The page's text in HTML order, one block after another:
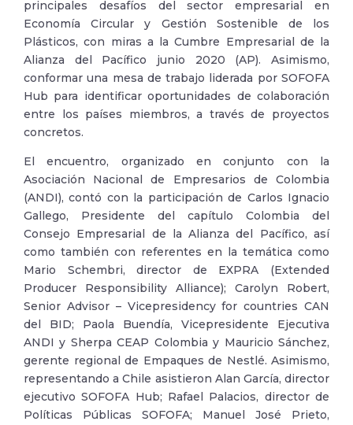
principales desafíos del sector empresarial en
Economía Circular y Gestión Sostenible de los
Plásticos, con miras a la Cumbre Empresarial de la
Alianza del Pacífico junio 2020 (AP). Asimismo,
conformar una mesa de trabajo liderada por SOFOFA
Hub para identificar oportunidades de colaboración
entre los países miembros, a través de proyectos
concretos.
El encuentro, organizado en conjunto con la
Asociación Nacional de Empresarios de Colombia
(ANDI), contó con la participación de Carlos Ignacio
Gallego, Presidente del capítulo Colombia del
Consejo Empresarial de la Alianza del Pacífico, así
como también con referentes en la temática como
Mario Schembri, director de EXPRA (Extended
Producer Responsibility Alliance); Carolyn Robert,
Senior Advisor – Vicepresidency for countries CAN
del BID; Paola Buendía, Vicepresidente Ejecutiva
ANDI y Sherpa CEAP Colombia y Mauricio Sánchez,
gerente regional de Empaques de Nestlé. Asimismo,
representando a Chile asistieron Alan García, director
ejecutivo SOFOFA Hub; Rafael Palacios, director de
Políticas Públicas SOFOFA; Manuel José Prieto,